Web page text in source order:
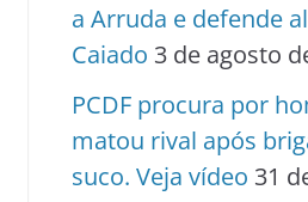
a Arruda e defende
Caiado 3 de agosto
PCDF procura por
matou rival após
suco. Veja vídeo 31